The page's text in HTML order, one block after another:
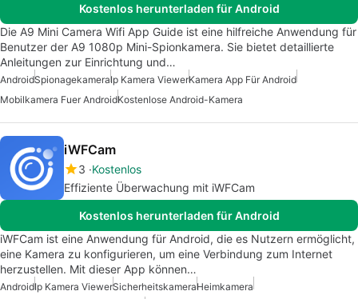
Kostenlos herunterladen für Android
Die A9 Mini Camera Wifi App Guide ist eine hilfreiche Anwendung für
Benutzer der A9 1080p Mini-Spionkamera. Sie bietet detaillierte
Anleitungen zur Einrichtung und…
AndroidSpionagekameraIp Kamera ViewerKamera App Für Android
Mobilkamera Fuer AndroidKostenlose Android-Kamera
iWFCam
3 Kostenlos
Effiziente Überwachung mit iWFCam
Kostenlos herunterladen für Android
iWFCam ist eine Anwendung für Android, die es Nutzern ermöglicht,
eine Kamera zu konfigurieren, um eine Verbindung zum Internet
herzustellen. Mit dieser App können…
AndroidIp Kamera ViewerSicherheitskameraHeimkamera